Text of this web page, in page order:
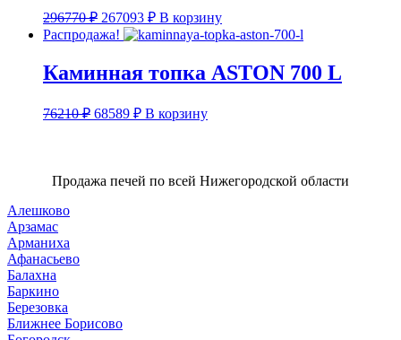
296770₽ Первоначальная
цена
составляла
267093 ₽Текущая
цена:
В корзину
Распродажа!
Каминная топка ASTON 700 L
76210₽ Первоначальная
68589 ₽Текущая
цена:
В корзину
Продажа печей по всей Нижегородской области
Алешково
Арзамас
Арманиха
Афанасьево
Балахна
Баркино
Березовка
Ближнее Борисово